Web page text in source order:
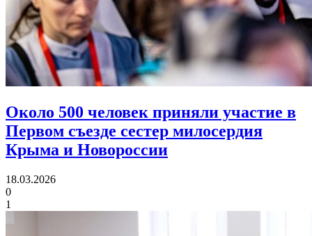
Около 500 человек приняли участие в
Первом съезде сестер милосердия
Крыма и Новороссии
18.03.2026
0
1